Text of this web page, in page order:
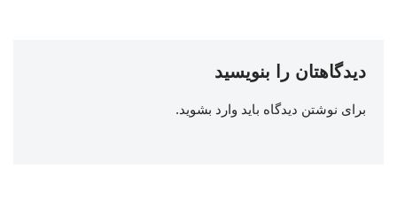
دیدگاهتان را بنویسید
برای نوشتن دیدگاه باید وارد بشوید.